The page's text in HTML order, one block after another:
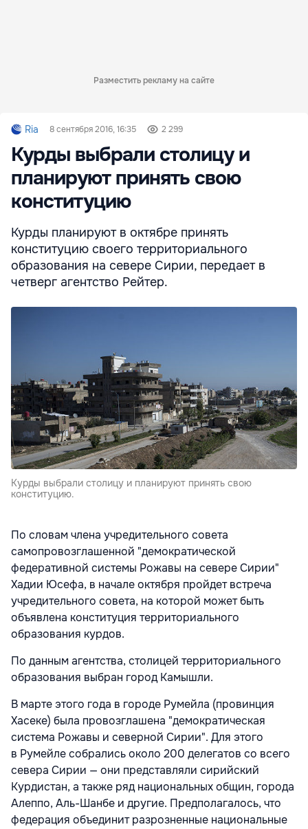
Разместить рекламу на сайте
Ria 8 сентября 2016, 16:35 2 299
Курды выбрали столицу и
планируют принять свою
конституцию
Курды планируют в октябре принять
конституцию своего территориального
образования на севере Сирии, передает в
четверг агентство Рейтер.
Курды выбрали столицу и планируют принять свою
конституцию.
По словам члена учредительного совета
самопровозглашенной "демократической
федеративной системы Рожавы на севере Сирии"
Хадии Юсефа, в начале октября пройдет встреча
учредительного совета, на которой может быть
объявлена конституция территориального
образования курдов.
По данным агентства, столицей территориального
образования выбран город Камышли.
В марте этого года в городе Румейла (провинция
Хасеке) была провозглашена "демократическая
система Рожавы и северной Сирии". Для этого
в Румейле собрались около 200 делегатов со всего
севера Сирии — они представляли сирийский
Курдистан, а также ряд национальных общин, города
Алеппо, Аль-Шанбе и другие. Предполагалось, что
федерация объединит разрозненные национальные